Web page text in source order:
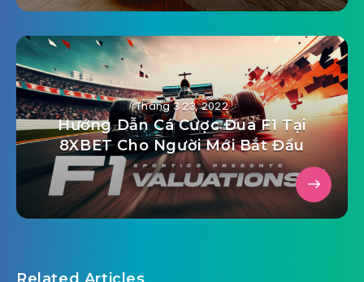
Tháng 3 23, 2022
Hướng Dẫn Cá Cược Đua F1 Tại
8XBET Cho Người Mới Bắt Đầu